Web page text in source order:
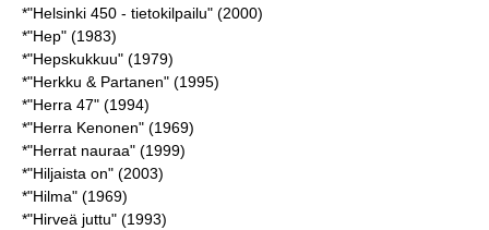
*"Helsinki 450 - tietokilpailu" (2000)
*"Hep" (1983)
*"Hepskukkuu" (1979)
*"Herkku & Partanen" (1995)
*"Herra 47" (1994)
*"Herra Kenonen" (1969)
*"Herrat nauraa" (1999)
*"Hiljaista on" (2003)
*"Hilma" (1969)
*"Hirveä juttu" (1993)